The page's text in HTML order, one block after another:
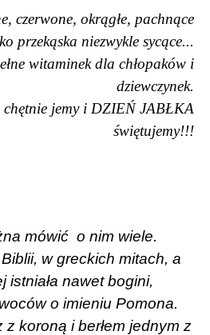
czerwone, okrągłe, pachnące
przekąska niezwykle sycące...
witaminek dla chłopaków i
dziewczynek.
chętnie jemy i DZIEŃ JABŁKA
świętujemy!!!
mówić o nim wiele.
w greckich mitach, a
istniała nawet bogini,
o imieniu Pomona.
z koroną i berłem jednym z